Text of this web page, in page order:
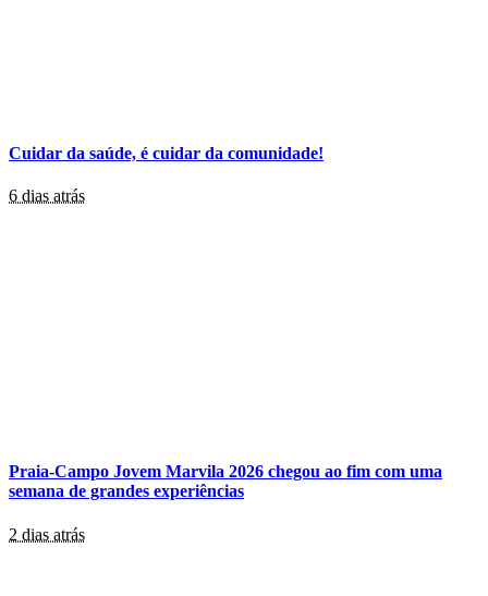
Cuidar da saúde, é cuidar da comunidade!
6 dias atrás
Praia-Campo Jovem Marvila 2026 chegou ao fim com uma
semana de grandes experiências
2 dias atrás